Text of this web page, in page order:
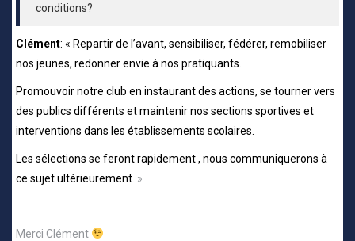
conditions?
Clément: « Repartir de l’avant, sensibiliser, fédérer, remobiliser
nos jeunes, redonner envie à nos pratiquants.
Promouvoir notre club en instaurant des actions, se tourner vers
des publics différents et maintenir nos sections sportives et
interventions dans les établissements scolaires.
Les sélections se feront rapidement , nous communiquerons à
ce sujet ultérieurement . »
Merci Clément